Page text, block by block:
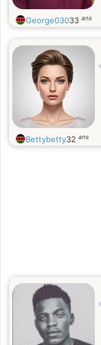
George03033 ans
Bettybetty32 ans